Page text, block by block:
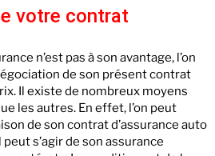
votre contrat
n’est pas à son avantage, l’on
de son présent contrat
Il existe de nombreux moyens
les autres. En effet, l’on peut
de son contrat d’assurance auto
s’agir de son assurance